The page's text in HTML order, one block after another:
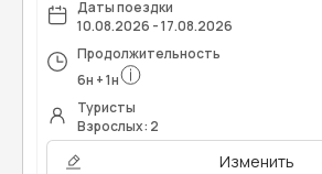
Даты поездки
10.08.2026 - 17.08.2026
Продолжительность
6н +1н
Туристы
Взрослых: 2
Изменить